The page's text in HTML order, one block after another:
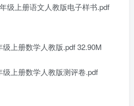
级上册语文人教版电子样书.pdf
上册数学人教版.pdf 32.90M
上册数学人教版测评卷.pdf